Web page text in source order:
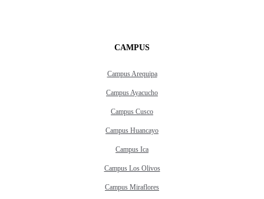
CAMPUS
Campus Arequipa
Campus Ayacucho
Campus Cusco
Campus Huancayo
Campus Ica
Campus Los Olivos
Campus Miraflores